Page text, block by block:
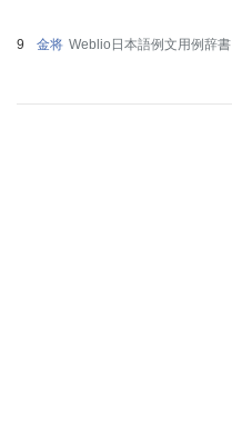
金将 Weblio日本語例文用例辞書